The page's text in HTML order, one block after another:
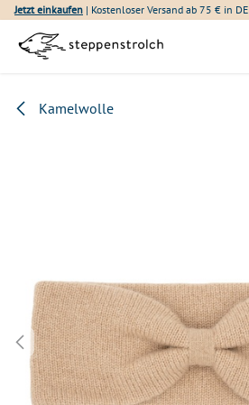
Zum Inhalt springen
Jetzt einkaufen | Kostenloser Versand ab 75 € in DE
Kamelwolle